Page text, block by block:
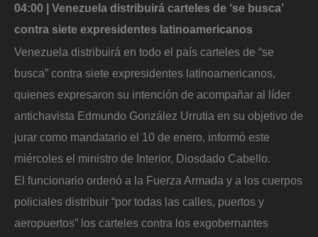
04:00 | Venezuela distribuirá carteles de ‘se busca’
contra siete expresidentes latinoamericanos
Venezuela distribuirá en todo el país carteles de “se
busca” contra siete expresidentes latinoamericanos,
quienes expresaron su intención de acompañar al líder
antichavista Edmundo González Urrutia en su objetivo de
jurar como mandatario el 10 de enero, informó este
miércoles el ministro de Interior, Diosdado Cabello.
El funcionario ordenó a la Fuerza Armada y a los cuerpos
policiales distribuir “por todas las calles, puertos y
aeropuertos” los carteles contra los exgobernantes